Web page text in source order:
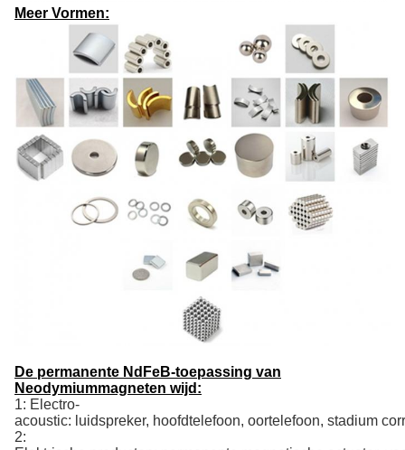
Meer Vormen:
De permanente NdFeB-toepassing van
Neodymiummagneten wijd:
1: Electro-
acoustic: luidspreker, hoofdtelefoon, oortelefoon, stadium
2: